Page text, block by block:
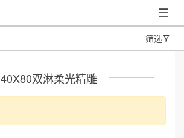
筛选
40X80双淋柔光精雕